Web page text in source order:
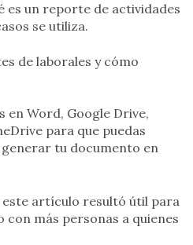
es un reporte de actividades
se utiliza.
de laborales y cómo
en Word, Google Drive,
para que puedas
tu documento en
artículo resultó útil para
más personas a quienes